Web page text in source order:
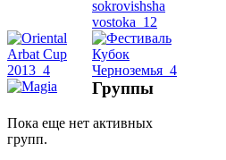
Группы
Пока еще нет активных
групп.